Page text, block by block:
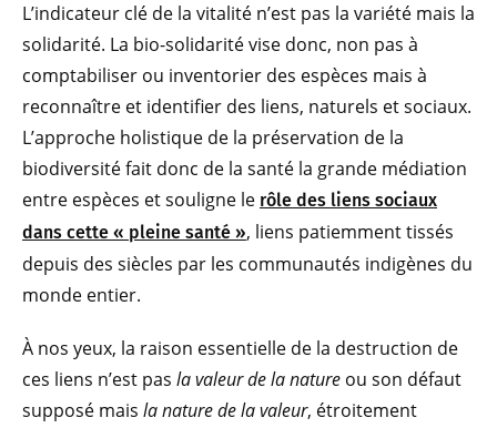
L’indicateur clé de la vitalité n’est pas la variété mais la
solidarité. La bio-solidarité vise donc, non pas à
comptabiliser ou inventorier des espèces mais à
reconnaître et identifier des liens, naturels et sociaux.
L’approche holistique de la préservation de la
biodiversité fait donc de la santé la grande médiation
entre espèces et souligne le rôle des liens sociaux
dans cette « pleine santé », liens patiemment tissés
depuis des siècles par les communautés indigènes du
monde entier.
À nos yeux, la raison essentielle de la destruction de
ces liens n’est pas la valeur de la nature ou son défaut
supposé mais la nature de la valeur, étroitement